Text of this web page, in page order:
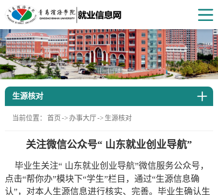
生源核对
当前位置： 首页 -> 办事大厅-> 生源核对
关注微信公众号“ 山东就业创业导航”
毕业生关注“ 山东就业创业导航”微信服务公众号，
点击“帮你办”模块下“学生”栏目，通过“生源信息确
认”，对本人生源信息进行核实、完善。毕业生确认生